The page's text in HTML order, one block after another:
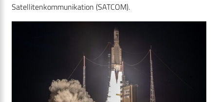
Satellitenkommunikation (SATCOM).